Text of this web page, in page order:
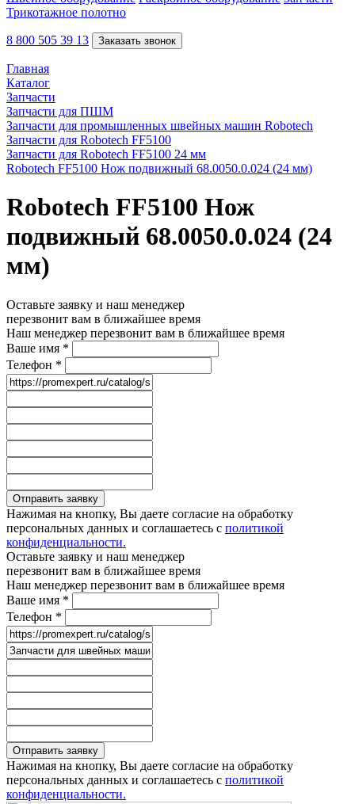
Трикотажное полотно
8 800 505 39 13 Заказать звонок
Главная
Каталог
Запчасти
Запчасти для ПШМ
Запчасти для промышленных швейных машин Robotech
Запчасти для Robotech FF5100
Запчасти для Robotech FF5100 24 мм
Robotech FF5100 Нож подвижный 68.0050.0.024 (24 мм)
Robotech FF5100 Нож
подвижный 68.0050.0.024 (24
мм)
Оставьте заявку и наш менеджер
перезвонит вам в ближайшее время
Наш менеджер перезвонит вам в ближайшее время
Ваше имя *
Телефон *
Отправить заявку
Нажимая на кнопку, Вы даете согласие на обработку
персональных данных и соглашаетесь с политикой
конфиденциальности.
Оставьте заявку и наш менеджер
перезвонит вам в ближайшее время
Наш менеджер перезвонит вам в ближайшее время
Ваше имя *
Телефон *
Отправить заявку
Нажимая на кнопку, Вы даете согласие на обработку
персональных данных и соглашаетесь с политикой
конфиденциальности.